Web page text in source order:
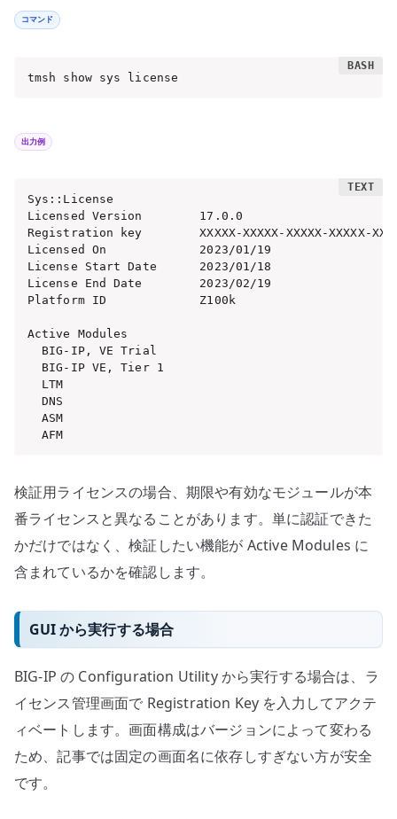
コマンド
tmsh show sys license
出力例
Sys::License
Licensed Version        17.0.0
Registration key        XXXXX-XXXXX-XXXXX-XXXXX-
Licensed On             2023/01/19
License Start Date      2023/01/18
License End Date        2023/02/19
Platform ID             Z100k
Active Modules
  BIG-IP, VE Trial
  BIG-IP VE, Tier 1
  LTM
  DNS
  ASM
  AFM
検証用ライセンスの場合、期限や有効なモジュールが本
番ライセンスと異なることがあります。単に認証できた
かだけではなく、検証したい機能が Active Modules に
含まれているかを確認します。
GUI から実行する場合
BIG-IP の Configuration Utility から実行する場合は、ラ
イセンス管理画面で Registration Key を入力してアクテ
ィベートします。画面構成はバージョンによって変わる
ため、記事では固定の画面名に依存しすぎない方が安全
です。